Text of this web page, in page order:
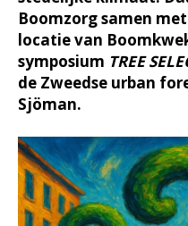
Boomzorg samen
locatie van
symposium TREE
de Zweedse urban
Sjöman.